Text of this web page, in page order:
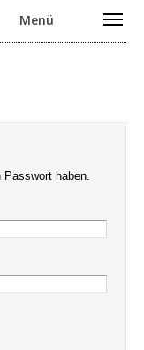
Menü
haben.